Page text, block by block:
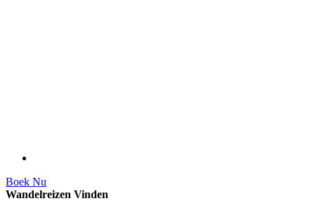
Boek Nu
Wandelreizen Vinden